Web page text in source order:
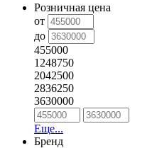
Розничная цена
от
до
455000
1248750
2042500
2836250
3630000
Еще...
Бренд